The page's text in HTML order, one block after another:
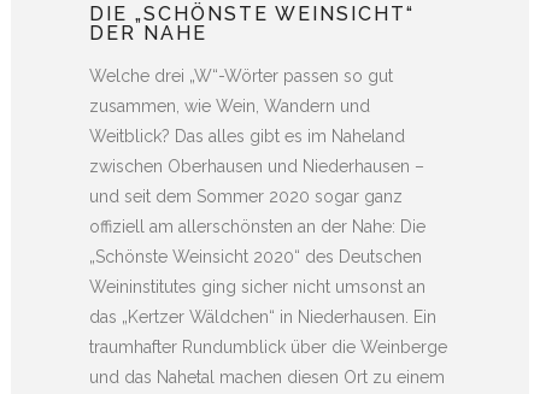
DIE „SCHÖNSTE WEINSICHT“
DER NAHE
Welche drei „W“-Wörter passen so gut
zusammen, wie Wein, Wandern und
Weitblick? Das alles gibt es im Naheland
zwischen Oberhausen und Niederhausen –
und seit dem Sommer 2020 sogar ganz
offiziell am allerschönsten an der Nahe: Die
„Schönste Weinsicht 2020“ des Deutschen
Weininstitutes ging sicher nicht umsonst an
das „Kertzer Wäldchen“ in Niederhausen. Ein
traumhafter Rundumblick über die Weinberge
und das Nahetal machen diesen Ort zu einem